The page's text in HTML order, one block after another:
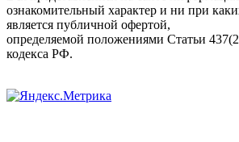
ознакомительный характер и ни при
является публичной офертой,
определяемой положениями Статьи
кодекса РФ.